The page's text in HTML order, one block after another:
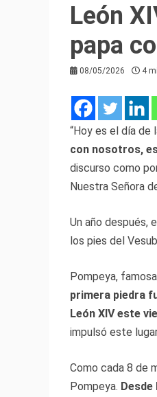
León
papa
08/05/2026 4
“Hoy es el día de
con nosotros,
discurso como
Nuestra Señora
Un año después,
los pies del
Pompeya,
primera piedra
León XIV este
impulsó este
Como cada 8 de
Pompeya.